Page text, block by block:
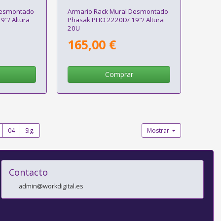
Altura
Armario Rack Mural Desmontado
Phasak PHO 2220D/ 19"/ Altura
20U
165,00 €
Comprar
04 Sig. Mostrar
Contacto
admin@workdigital.es